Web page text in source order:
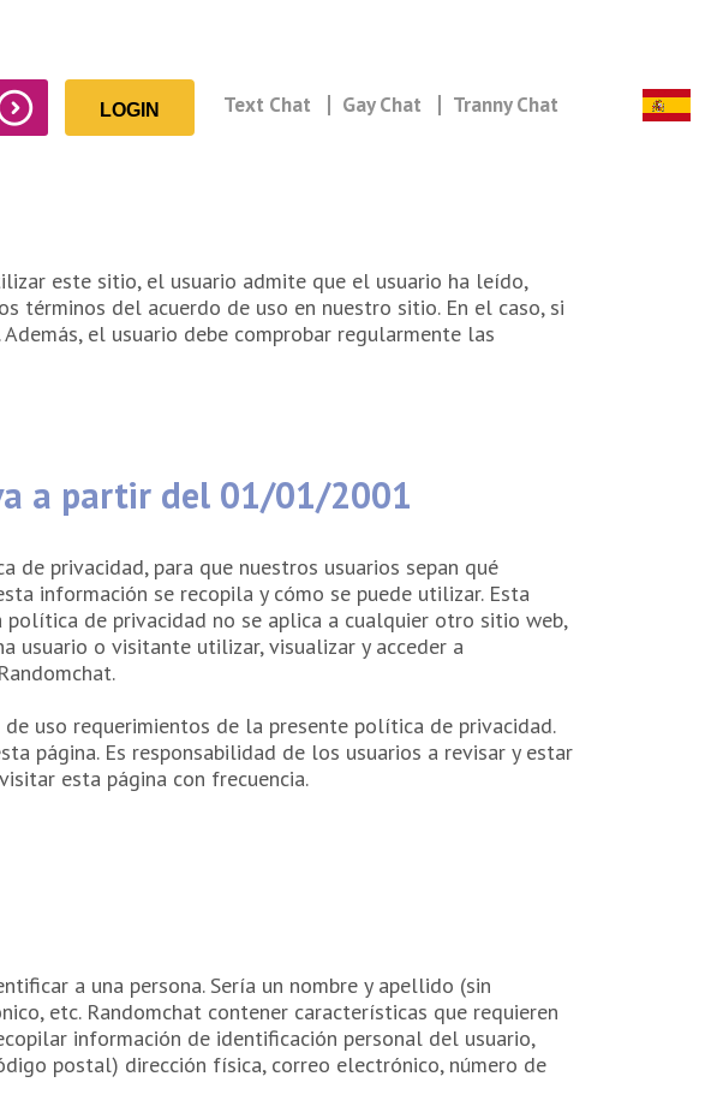
Text Chat Gay Chat Tranny Chat
LOGIN
este sitio, el usuario admite que el usuario ha leído,
términos del acuerdo de uso en nuestro sitio. En el caso, si
el usuario debe comprobar regularmente las
a partir del 01/01/2001
privacidad, para que nuestros usuarios sepan qué
información se recopila y cómo se puede utilizar. Esta
de privacidad no se aplica a cualquier otro sitio web,
usuario o visitante utilizar, visualizar y acceder a
uso requerimientos de la presente política de privacidad.
página. Es responsabilidad de los usuarios a revisar y estar
esta página con frecuencia.
a una persona. Sería un nombre y apellido (sin
etc. Randomchat contener características que requieren
información de identificación personal del usuario,
postal) dirección física, correo electrónico, número de